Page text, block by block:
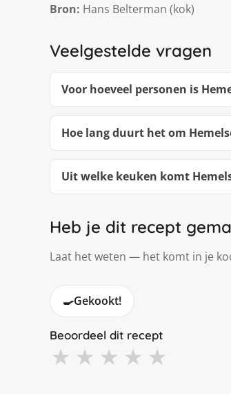
Bron: Hans Belterman (kok)
Veelgestelde vragen
Voor hoeveel personen is
Hoe lang duurt het om
Uit welke keuken komt
Heb je dit recept
Laat het weten — het komt in je
🍳Gekookt!
Beoordeel dit recept
★ ★ ★ ★ ★